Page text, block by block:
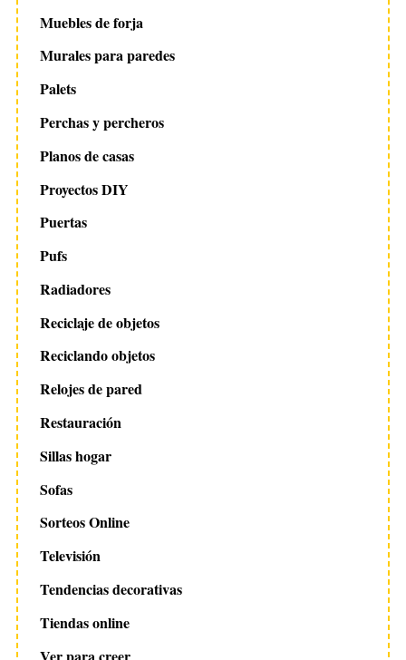
Muebles de forja
Murales para paredes
Palets
Perchas y percheros
Planos de casas
Proyectos DIY
Puertas
Pufs
Radiadores
Reciclaje de objetos
Reciclando objetos
Relojes de pared
Restauración
Sillas hogar
Sofas
Sorteos Online
Televisión
Tendencias decorativas
Tiendas online
Ver para creer